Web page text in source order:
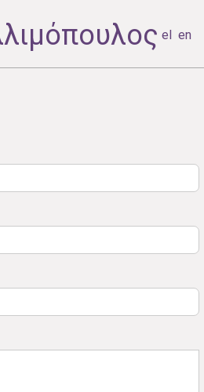
el en